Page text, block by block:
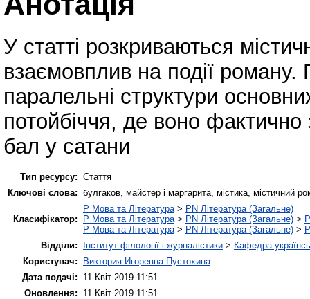
У статті розкриваються
взаємовплив на події роману.
паралельні структури
потойбіччя, де воно
бал у сатани
Тип ресурсу: Стаття
Ключові слова: булгаков, майстер і маргарита, містика, містичний
Класифікатор:
P Мова та Література > PN Література (Загальне)
P Мова та Література > PN Література (Загальне) >
P Мова та Література > PN Література (Загальне) >
Відділи:
Інститут філології і журналістики > Кафедра
Користувач:
Виктория Игоревна Пустохина
Дата подачі:
11 Квіт 2019 11:51
Оновлення:
11 Квіт 2019 11:51